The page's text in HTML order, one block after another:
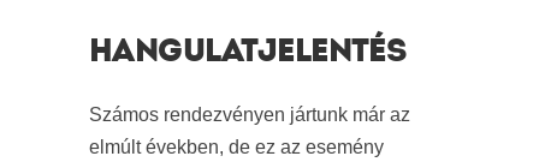
HANGULATJELENTÉS
Számos rendezvényen jártunk már az
elmúlt években, de ez az esemény